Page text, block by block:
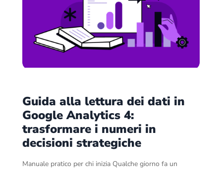
Guida alla lettura dei dati in
Google Analytics 4:
trasformare i numeri in
decisioni strategiche
Manuale pratico per chi inizia Qualche giorno fa un